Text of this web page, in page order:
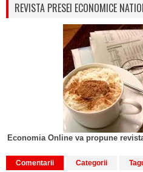
REVISTA PRESEI ECONOMICE
Economia Online va propune
Comentarii Categorii